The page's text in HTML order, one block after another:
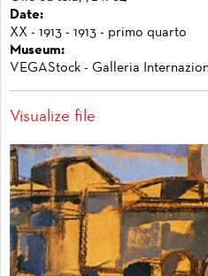
Date:
XX - 1913 - 1913 - primo quarto
Museum:
VEGAStock - Galleria
Visualize file